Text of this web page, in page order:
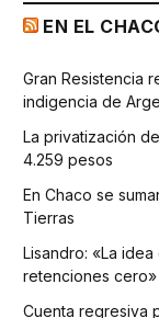
EN EL
Gran Resistencia
indigencia de
La privatización
4.259 pesos
En Chaco se
Tierras
Lisandro: «La
retenciones cero»
Cuenta regresiva